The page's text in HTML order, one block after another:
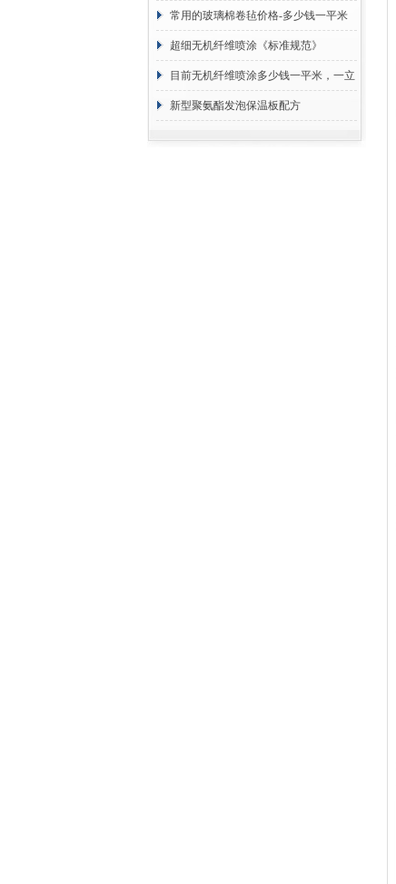
常用的玻璃棉卷毡价格-多少钱一平米
超细无机纤维喷涂《标准规范》
目前无机纤维喷涂多少钱一平米，一立
方 价格计算
新型聚氨酯发泡保温板配方